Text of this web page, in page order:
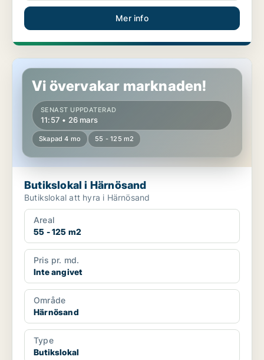
Mer info
Butikslokal i Härnösand
Vi övervakar marknaden!
SENAST UPPDATERAD
11:57 • 26 mars
Skapad 4 mo 55 - 125 m2
Butikslokal i Härnösand
Butikslokal att hyra i Härnösand
Areal
55 - 125 m2
Pris pr. md.
Inte angivet
Område
Härnösand
Type
Butikslokal